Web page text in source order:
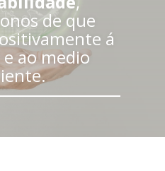
de que
á
ao medio